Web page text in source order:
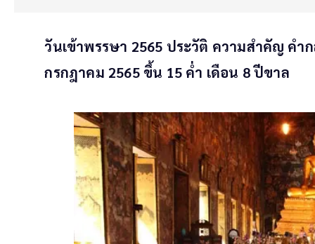
วันเข้าพรรษา 2565 ประวัติ ความสำคัญ ค
กรกฎาคม 2565 ขึ้น 15 ค่ำ เดือน 8 ปีขาล